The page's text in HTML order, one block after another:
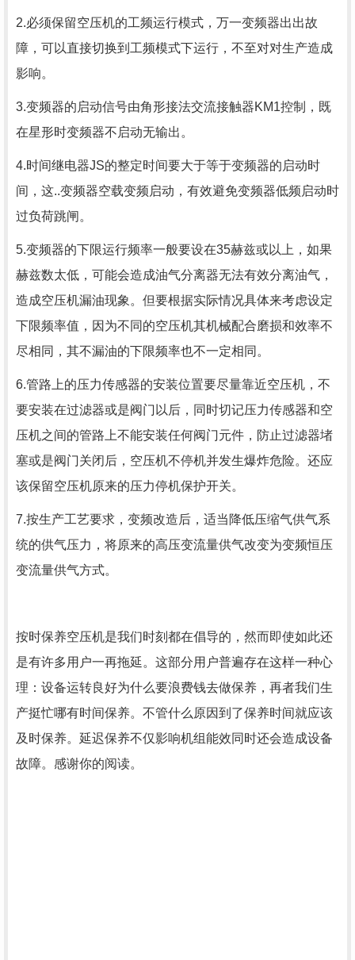
2.必须保留空压机的工频运行模式，万一变频器出出故
障，可以直接切换到工频模式下运行，不至对对生产造成
影响。
3.变频器的启动信号由角形接法交流接触器KM1控制，既
在星形时变频器不启动无输出。
4.时间继电器JS的整定时间要大于等于变频器的启动时
间，这..变频器空载变频启动，有效避免变频器低频启动时
过负荷跳闸。
5.变频器的下限运行频率一般要设在35赫兹或以上，如果
赫兹数太低，可能会造成油气分离器无法有效分离油气，
造成空压机漏油现象。但要根据实际情况具体来考虑设定
下限频率值，因为不同的空压机其机械配合磨损和效率不
尽相同，其不漏油的下限频率也不一定相同。
6.管路上的压力传感器的安装位置要尽量靠近空压机，不
要安装在过滤器或是阀门以后，同时切记压力传感器和空
压机之间的管路上不能安装任何阀门元件，防止过滤器堵
塞或是阀门关闭后，空压机不停机并发生爆炸危险。还应
该保留空压机原来的压力停机保护开关。
7.按生产工艺要求，变频改造后，适当降低压缩气供气系
统的供气压力，将原来的高压变流量供气改变为变频恒压
变流量供气方式。
按时保养空压机是我们时刻都在倡导的，然而即使如此还
是有许多用户一再拖延。这部分用户普遍存在这样一种心
理：设备运转良好为什么要浪费钱去做保养，再者我们生
产挺忙哪有时间保养。不管什么原因到了保养时间就应该
及时保养。延迟保养不仅影响机组能效同时还会造成设备
故障。感谢你的阅读。